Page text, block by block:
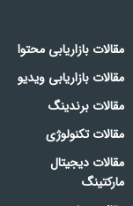
مقالات بازاریابی محتوا
مقالات بازاریابی ویدیو
مقالات برندینگ
مقالات تکنولوژی
مقالات دیجیتال
مارکتینگ